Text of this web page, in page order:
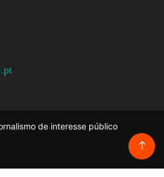
de interesse público